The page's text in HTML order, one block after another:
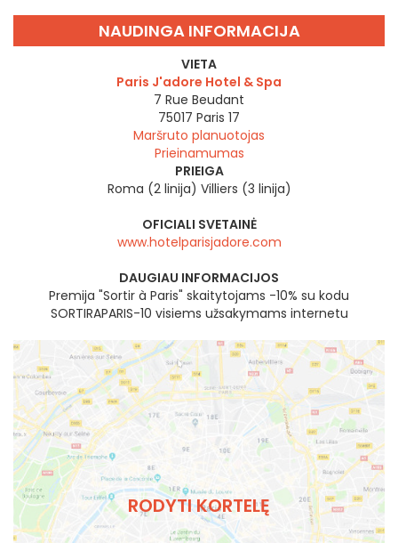
NAUDINGA INFORMACIJA
VIETA
Paris J'adore Hotel & Spa
7 Rue Beudant
75017 Paris 17
Maršruto planuotojas
Prieinamumas
PRIEIGA
Roma (2 linija) Villiers (3 linija)
OFICIALI SVETAINĖ
www.hotelparisjadore.com
DAUGIAU INFORMACIJOS
Premija "Sortir à Paris" skaitytojams -10% su kodu
SORTIRAPARIS-10 visiems užsakymams internetu
RODYTI KORTELĘ